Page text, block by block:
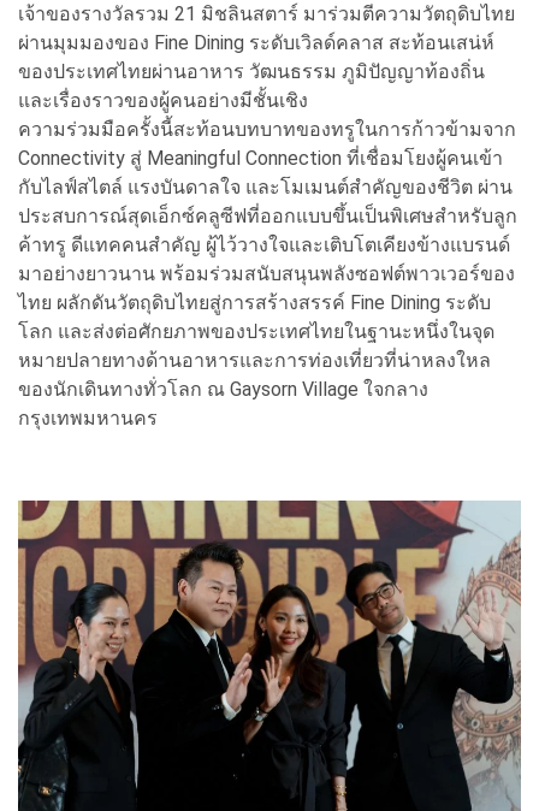
เจ้าของรางวัลรวม 21 มิชลินสตาร์ มาร่วมตีความวัตถุดิบไทย
ผ่านมุมมองของ Fine Dining ระดับเวิลด์คลาส สะท้อนเสน่ห์
ของประเทศไทยผ่านอาหาร วัฒนธรรม ภูมิปัญญาท้องถิ่น
และเรื่องราวของผู้คนอย่างมีชั้นเชิง
ความร่วมมือครั้งนี้สะท้อนบทบาทของทรูในการก้าวข้ามจาก
Connectivity สู่ Meaningful Connection ที่เชื่อมโยงผู้คนเข้า
กับไลฟ์สไตล์ แรงบันดาลใจ และโมเมนต์สำคัญของชีวิต ผ่าน
ประสบการณ์สุดเอ็กซ์คลูซีฟที่ออกแบบขึ้นเป็นพิเศษสำหรับลูก
ค้าทรู ดีแทคคนสำคัญ ผู้ไว้วางใจและเติบโตเคียงข้างแบรนด์
มาอย่างยาวนาน พร้อมร่วมสนับสนุนพลังซอฟต์พาวเวอร์ของ
ไทย ผลักดันวัตถุดิบไทยสู่การสร้างสรรค์ Fine Dining ระดับ
โลก และส่งต่อศักยภาพของประเทศไทยในฐานะหนึ่งในจุด
หมายปลายทางด้านอาหารและการท่องเที่ยวที่น่าหลงใหล
ของนักเดินทางทั่วโลก ณ Gaysorn Village ใจกลาง
กรุงเทพมหานคร